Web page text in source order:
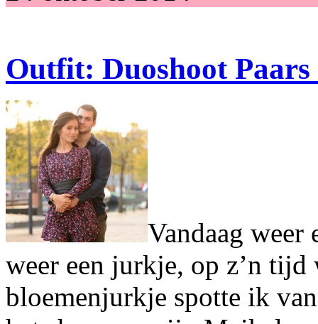
Outfit: Duoshoot
Vandaag
weer een jurkje, op z’n
bloemenjurkje spotte ik